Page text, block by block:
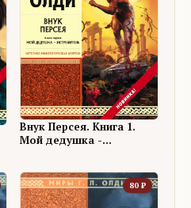
Внук Персея. Книга 1.
Мой дедушка -
80 ₽